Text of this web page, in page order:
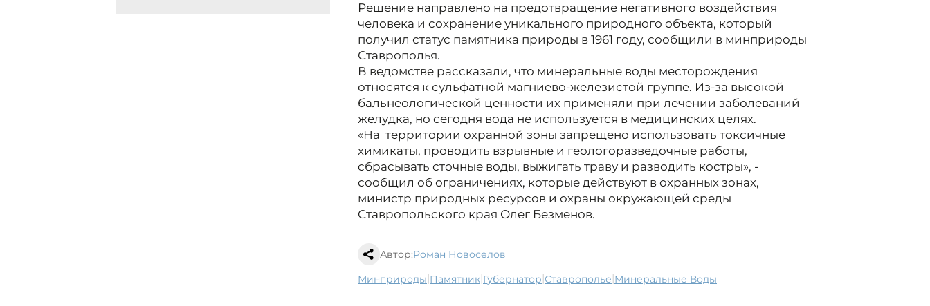
Решение направлено на предотвращение негативного воздействия
человека и сохранение уникального природного объекта, который
получил статус памятника природы в 1961 году, сообщили в минприроды
Ставрополья.
В ведомстве рассказали, что минеральные воды месторождения
относятся к сульфатной магниево-железистой группе. Из-за высокой
бальнеологической ценности их применяли при лечении заболеваний
желудка, но сегодня вода не используется в медицинских целях.
«На территории охранной зоны запрещено использовать токсичные
химикаты, проводить взрывные и геологоразведочные работы,
сбрасывать сточные воды, выжигать траву и разводить костры», -
сообщил об ограничениях, которые действуют в охранных зонах,
министр природных ресурсов и охраны окружающей среды
Ставропольского края Олег Безменов.
Автор:Роман Новоселов
минприроды| памятник| губернатор| Ставрополье| Минеральные Воды